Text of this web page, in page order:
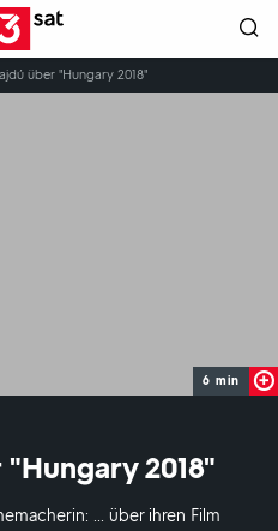
3SAT
über "Hungary 2018"
6 min
2018"
... über ihren Film